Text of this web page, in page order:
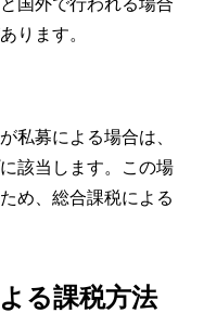
ります。
私募による場合は、
該当します。この場
め、総合課税による
る課税方法